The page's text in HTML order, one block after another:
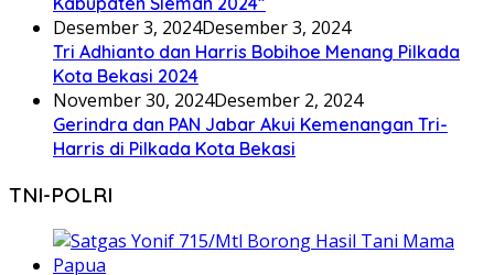
Desember 3, 2024Desember 3, 2024
Tri Adhianto dan Harris Bobihoe Menang Pilkada
Kota Bekasi 2024
November 30, 2024Desember 2, 2024
Gerindra dan PAN Jabar Akui Kemenangan Tri-
Harris di Pilkada Kota Bekasi
TNI-POLRI